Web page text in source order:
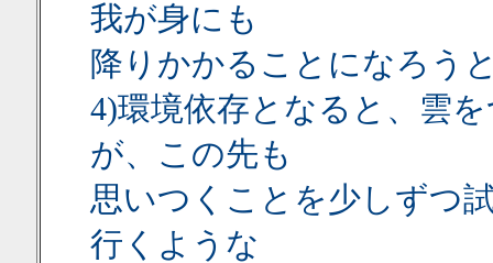
我が身にも
降りかかることになろう
4)環境依存となると、雲
が、この先も
思いつくことを少しずつ
行くような